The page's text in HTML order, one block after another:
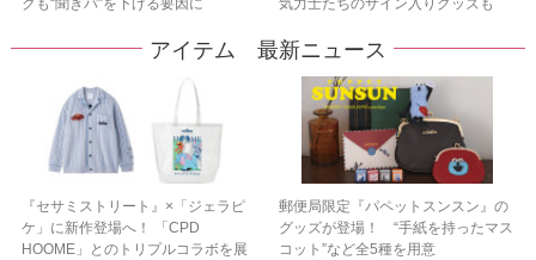
クも“聞きパ”を下げる要因に
気力士たちのサイン入りグッズも
アイテム 最新ニュース
『セサミストリート』×「ジェラピ
ケ」に新作登場へ！ 「CPD
HOOME」とのトリプルコラボを展
郵便局限定『パペットスンスン』の
グッズが登場！ “手紙を持ったマス
コット”など全5種を用意